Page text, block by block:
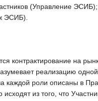
(Управление
ЭСИБ).
контрактирование на
реализацию
каждой роли описаны в
из того, что